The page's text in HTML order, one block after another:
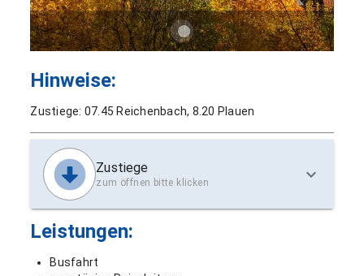
Hinweise:
Zustiege: 07.45 Reichenbach, 8.20 Plauen
Zustiege
zum öffnen bitte klicken
Leistungen:
Busfahrt